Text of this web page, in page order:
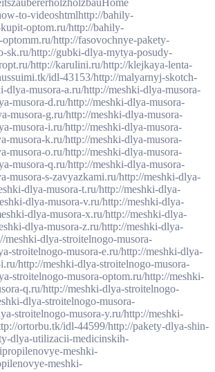
to-videoshtmlhttp://bahily-
optom.ru/http://bahily-
http://fasovochnye-pakety-
sk.ru/http://gubki-dlya-mytya-posudy-
http://karulini.ru/http://klejkaya-lenta-
idl-43153/http://malyarnyj-skotch-
dlya-musora-a.ru/http://meshki-dlya-musora-
musora-d.ru/http://meshki-dlya-musora-
musora-g.ru/http://meshki-dlya-musora-
musora-i.ru/http://meshki-dlya-musora-
musora-k.ru/http://meshki-dlya-musora-
musora-o.ru/http://meshki-dlya-musora-
musora-q.ru/http://meshki-dlya-musora-
musora-s-zavyazkami.ru/http://meshki-dlya-
dlya-musora-t.ru/http://meshki-dlya-
dlya-musora-v.ru/http://meshki-dlya-
dlya-musora-x.ru/http://meshki-dlya-
dlya-musora-z.ru/http://meshki-dlya-
meshki-dlya-stroitelnogo-musora-
stroitelnogo-musora-e.ru/http://meshki-dlya-
http://meshki-dlya-stroitelnogo-musora-
stroitelnogo-musora-optom.ru/http://meshki-
q.ru/http://meshki-dlya-stroitelnogo-
dlya-stroitelnogo-musora-
stroitelnogo-musora-y.ru/http://meshki-
ortorbu.tk/idl-44599/http://pakety-dlya-shin-
dlya-utilizacii-medicinskih-
meshki-
meshki-